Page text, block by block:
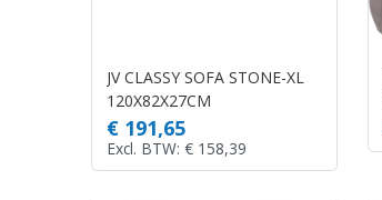
JV CLASSY SOFA STONE-XL
120X82X27CM
€ 191,65
Excl. BTW: € 158,39